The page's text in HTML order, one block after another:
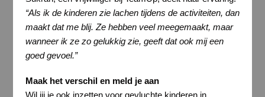
“Als ik de kinderen zie lachen tijdens de activiteiten, dan
maakt dat me blij. Ze hebben veel meegemaakt, maar
wanneer ik ze zo gelukkig zie, geeft dat ook mij een
goed gevoel.”
Maak het verschil en meld je aan